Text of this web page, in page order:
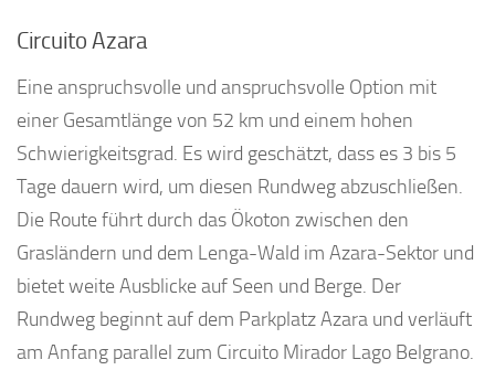
Circuito Azara
Eine anspruchsvolle und anspruchsvolle Option mit
einer Gesamtlänge von 52 km und einem hohen
Schwierigkeitsgrad. Es wird geschätzt, dass es 3 bis 5
Tage dauern wird, um diesen Rundweg abzuschließen.
Die Route führt durch das Ökoton zwischen den
Grasländern und dem Lenga-Wald im Azara-Sektor und
bietet weite Ausblicke auf Seen und Berge. Der
Rundweg beginnt auf dem Parkplatz Azara und verläuft
am Anfang parallel zum Circuito Mirador Lago Belgrano.